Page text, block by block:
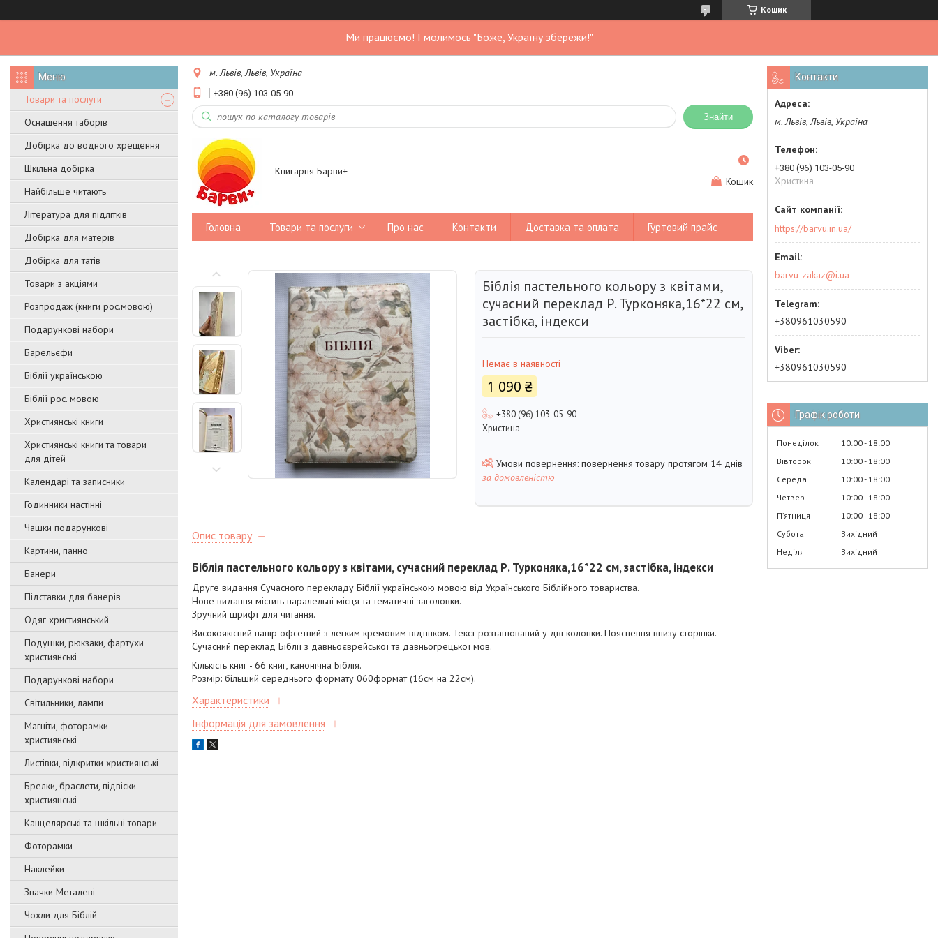
Кошик
Ми працюємо! І молимось "Боже, Україну збережи!"
Товари та послуги
Оснащення таборів
Добірка до водного хрещення
Шкільна добірка
Найбільше читають
Література для підлітків
Добірка для матерів
Добірка для татів
Товари з акціями
Розпродаж (книги рос.мовою)
Подарункові набори
Барельєфи
Біблії українською
Біблії рос. мовою
Християнські книги
Християнські книги та товари
для дітей
Календарі та записники
Годинники настінні
Чашки подарункові
Картини, панно
Банери
Підставки для банерів
Одяг християнський
Подушки, рюкзаки, фартухи
християнські
Подарункові набори
Світильники, лампи
Магніти, фоторамки
християнські
Листівки, відкритки християнські
Брелки, браслети, підвіски
християнські
Канцелярські та шкільні товари
Фоторамки
Наклейки
Значки Металеві
Чохли для Біблій
м. Львів, Львів, Україна
+380 (96) 103-05-90
Знайти
Книгарня Барви+
Кошик
Головна Товари та послуги Про нас Контакти Доставка та оплата Гуртовий прайс
Біблія пастельного кольору з квітами,
сучасний переклад Р. Турконяка,16*22 см,
застібка, індекси
Немає в наявності
1 090 ₴
+380 (96) 103-05-90
Христина
повернення товару протягом 14 днів
за домовленістю
Опис товару
Біблія пастельного кольору з квітами, сучасний переклад Р. Турконяка,16*22 см, застібка, індекси
Друге видання Сучасного перекладу Біблії українською мовою від Українського Біблійного товариства.
Нове видання містить паралельні місця та тематичні заголовки.
Зручний шрифт для читання.
Високоякісний папір офсетний з легким кремовим відтінком. Текст розташований у дві колонки. Пояснення внизу сторінки.
Сучасний переклад Біблії з давньоєврейської та давньогрецької мов.
Кількість книг - 66 книг, канонічна Біблія.
Розмір: більший середнього формату 060формат (16см на 22см).
Характеристики
Інформація для замовлення
Контакти
м. Львів, Львів, Україна
+380 (96) 103-05-90
Христина
https://barvu.in.ua/
barvu-zakaz@i.ua
+380961030590
+380961030590
Графік роботи
Понеділок 10:00 18:00
Вівторок
10:00 18:00
Середа
10:00 18:00
Четвер
10:00 18:00
Пʼятниця
10:00 18:00
Субота
Вихідний
Неділя
Вихідний